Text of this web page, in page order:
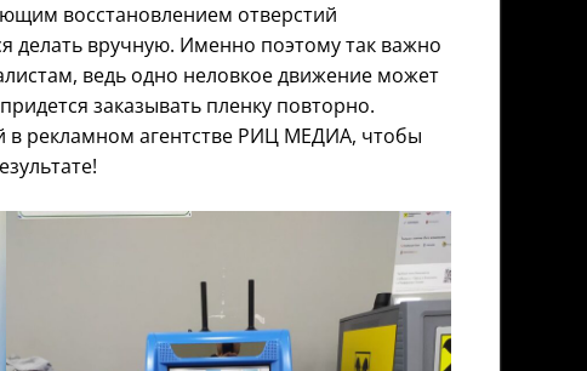
восстановлением отверстий
делать вручную. Именно поэтому так важно
ведь одно неловкое движение может
заказывать пленку повторно.
в рекламном агентстве РИЦ МЕДИА, чтобы